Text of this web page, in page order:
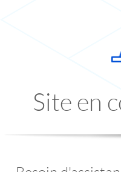
Site en